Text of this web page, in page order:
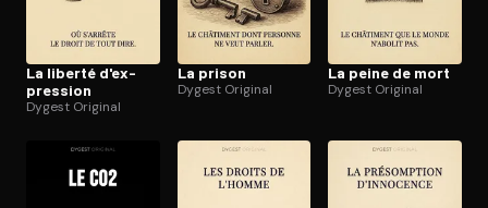
La liberté d'ex­
pres­sion
Dygest Original
La prison
Dygest Original
La peine de mort
Dygest Original